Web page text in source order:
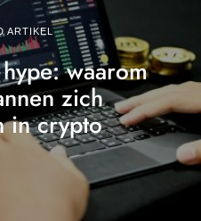
ARTIKEL
waarom
zich
in crypto